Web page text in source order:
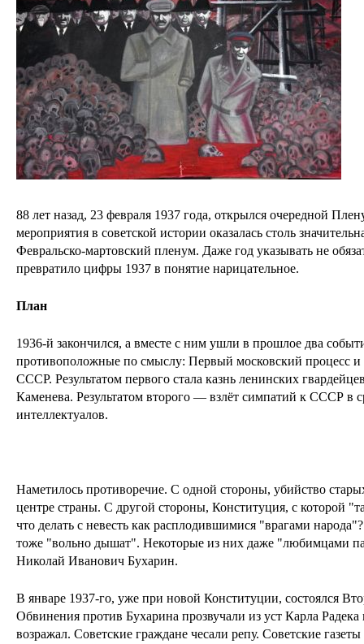
88 лет назад, 23 февраля 1937 года, открылся очередной
мероприятия в советской истории оказалась столь
Февральско-мартовский пленум. Даже год указывать не
превратило цифры 1937 в понятие нарицательное.
План
1936-й закончился, а вместе с ним ушли в прошлое два
противоположные по смыслу: Первый московский процесс
СССР. Результатом первого стала казнь ленинских
Каменева. Результатом второго — взлёт симпатий к СССР в
интеллектуалов.
Наметилось противоречие. С одной стороны, убийство
центре страны. С другой стороны, Конституция, с которой
что делать с невесть как расплодившимися "врагами
тоже "вольно дышат". Некоторые из них даже "любимцами
Николай Иванович Бухарин.
В январе 1937-го, уже при новой Конституции, состоялся
Обвинения против Бухарина прозвучали из уст Карла
возражал. Советские граждане чесали репу. Советские